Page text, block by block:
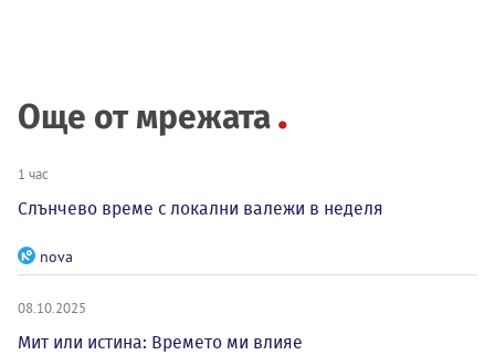
Още от мрежата
1 час
Слънчево време с локални валежи в неделя
nova
08.10.2025
Мит или истина: Времето ми влияе